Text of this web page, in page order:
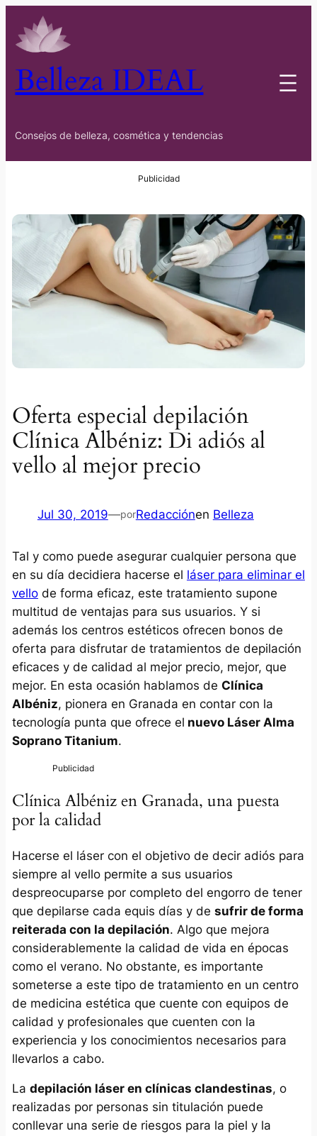
Belleza IDEAL
Consejos de belleza, cosmética y tendencias
Oferta especial depilación
Clínica Albéniz: Di adiós al
vello al mejor precio
Jul 30, 2019—porRedacciónen Belleza
Tal y como puede asegurar cualquier persona que
en su día decidiera hacerse el láser para eliminar el
vellode forma eficaz, este tratamiento supone
multitud de ventajas para sus usuarios. Y si
además los centros estéticos ofrecen bonos de
oferta para disfrutar de tratamientos de depilación
eficaces y de calidad al mejor precio, mejor, que
mejor. En esta ocasión hablamos de Clínica
Albéniz, pionera en Granada en contar con la
tecnología punta que ofrece el nuevo Láser Alma
Soprano Titanium.
Clínica Albéniz en Granada, una puesta
por la calidad
Hacerse el láser con el objetivo de decir adiós para
siempre al vello permite a sus usuarios
despreocuparse por completo del engorro de tener
que depilarse cada equis días y de sufrir de forma
reiterada con la depilación. Algo que mejora
considerablemente la calidad de vida en épocas
como el verano. No obstante, es importante
someterse a este tipo de tratamiento en un centro
de medicina estética que cuente con equipos de
calidad y profesionales que cuenten con la
experiencia y los conocimientos necesarios para
llevarlos a cabo.
La depilación láser en clínicas clandestinas, o
realizadas por personas sin titulación puede
conllevar una serie de riesgos para la piel y la